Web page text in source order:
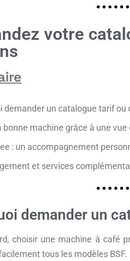
votre
demander un catalogue tarif ou
bonne machine grâce à une vue
: un accompagnement
et services
demander un
choisir une machine à café
tous les modèles BSF.